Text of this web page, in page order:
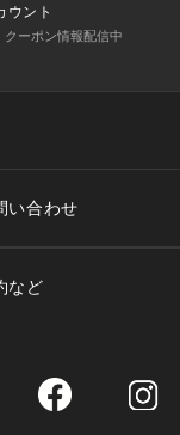
ウント
クーポン情報配信中
い合わせ
など